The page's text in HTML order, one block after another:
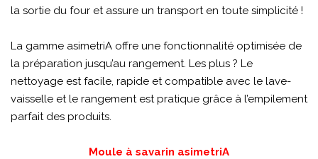
la sortie du four et assure un transport en toute simplicité !
La gamme asimetriA offre une fonctionnalité optimisée de
la préparation jusqu’au rangement. Les plus ? Le
nettoyage est facile, rapide et compatible avec le lave-
vaisselle et le rangement est pratique grâce à l’empilement
parfait des produits.
Moule à savarin asimetriA